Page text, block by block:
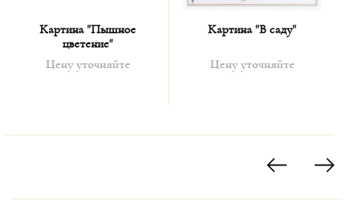
Картина "Пышное
цветение"
Цену уточняйте
Картина "В саду"
Цену уточняйте